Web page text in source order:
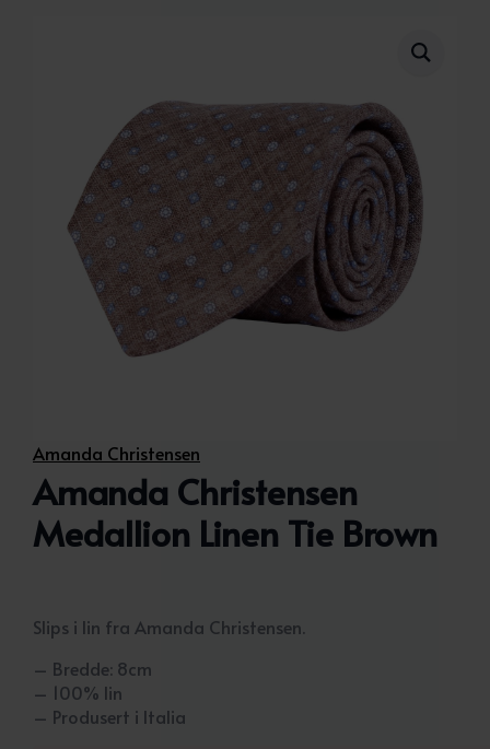
Amanda Christensen
Amanda Christensen
Medallion Linen Tie Brown
Slips i lin fra Amanda Christensen.
– Bredde: 8cm
– 100% lin
– Produsert i Italia